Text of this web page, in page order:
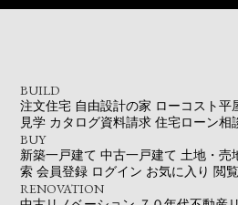
BUILD
注文住宅 自由設計の家 ローコスト平
見学 カタログ資料請求 住宅ローン相
BUY
新築一戸建て 中古一戸建て 土地・売
索 会員登録 ログイン お気に入り 閲
RENOVATION